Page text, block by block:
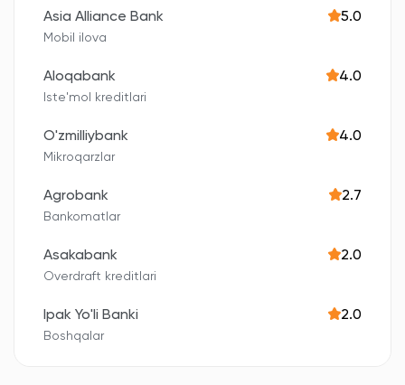
Asia Alliance Bank 5.0
Mobil ilova
Aloqabank 4.0
Iste'mol kreditlari
O'zmilliybank 4.0
Mikroqarzlar
Agrobank 2.7
Bankomatlar
Asakabank 2.0
Overdraft kreditlari
Ipak Yo'li Banki 2.0
Boshqalar